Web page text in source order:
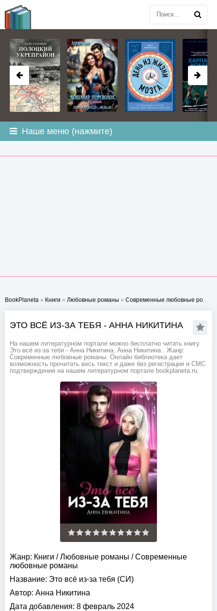
Наше меню (нажмите)
BookPlaneta » Книги » Любовные романы » Современные любовные романы
ЭТО ВСЁ ИЗ-ЗА ТЕБЯ - АННА НИКИТИНА
На нашем литературном портале можно бесплатно читать книгу
Это всё из-за тебя - Анна Никитина, Анна Никитина . Жанр:
Современные любовные романы. Онлайн библиотека дает
возможность прочитать весь текст и даже без регистрации и СМС
подтверждения на нашем литературном портале bookplaneta.ru.
Жанр: Книги /Любовные романы /Современные
любовные романы
Название: Это всё из-за тебя (СИ)
Автор: Анна Никитина
Дата добавления: 8 февраль 2024
BOOKPLANETA.COM